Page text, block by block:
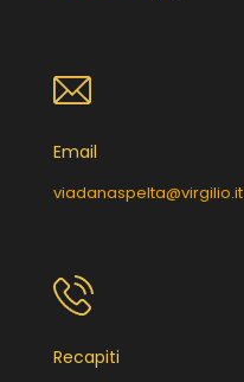
Email
viadanaspelta@virgilio.it
Recapiti